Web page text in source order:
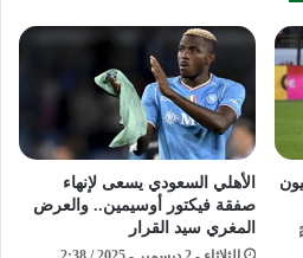
يرصد 40 مليون
الأهلي السعودي يسعى لإنهاء
صفقة فيكتور أوسيمين.. والعرض
المغري سيد القرار